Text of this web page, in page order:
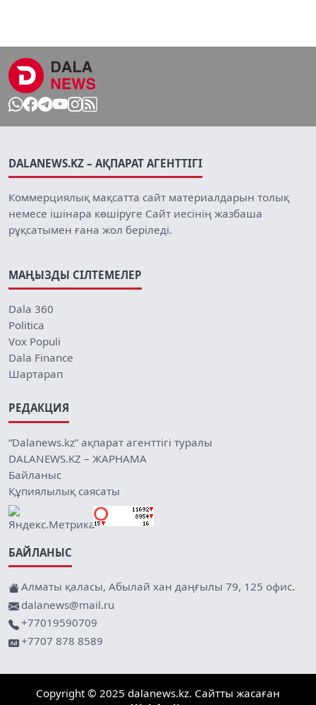
DALANEWS.KZ – АҚПАРАТ АГЕНТТІГІ
Коммерциялық мақсатта сайт материалдарын толық
немесе ішінара көшіруге Сайт иесінің жазбаша
рұқсатымен ғана жол беріледі.
МАҢЫЗДЫ СІЛТЕМЕЛЕР
Dala 360
Politica
Vox Populi
Dala Finance
Шартарап
РЕДАКЦИЯ
“Dalanews.kz” ақпарат агенттігі туралы
DALANEWS.KZ – ЖАРНАМА
Байланыс
Құпиялылық саясаты
БАЙЛАНЫС
Алматы қаласы, Абылай хан даңғылы 79, 125 офис.
dalanews@mail.ru
+77019590709
+7707 878 8589
Copyright © 2025 dalanews.kz. Сайтты жасаған